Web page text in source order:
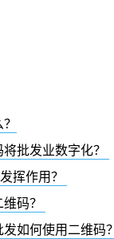
批发业数字化？
挥作用？
码？
如何使用二维码？